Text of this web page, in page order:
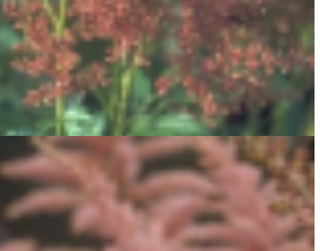
Spirea
Astilbe 'Rheinland'